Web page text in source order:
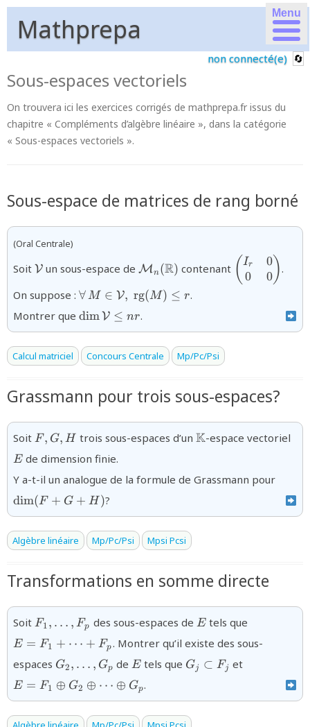
Menu
Mathprepa
non connecté(e)
Sous-espaces vectoriels
On trouvera ici les exercices corrigés de mathprepa.fr issus du
chapitre « Compléments d’algèbre linéaire », dans la catégorie
« Sous-espaces vectoriels ».
Sous-espace de matrices de rang borné
(Oral Centrale)
Soit {\mathcal{V}}
Vun sous-espace de {\mathcal{M}_{n}
(\mathbb{R})}
Mn(R) contenant
& 0 \\0
( Ir
0
0
0 ).
On suppose : {\forall\,M\in\mathcal{V},\;\textrm{rg}
(M)\le r}
∀ M ∈ V, rg(M) ≤ r.
Montrer que {\dim
dim V ≤ nr.
Calcul matriciel Concours Centrale Mp/Pc/Psi
Grassmann pour trois sous-espaces?
Soit {F,G,H}
F , G, H trois sous-espaces d’un {\mathbb{K}}
K-espace vectoriel
Ede dimension finie.
Y a-t-il un analogue de la formule de Grassmann pour
dim(F + G + H )?
Algèbre linéaire Mp/Pc/Psi Mpsi Pcsi
Transformations en somme directe
Soit {F_1,\ldots,F_p}
F 1 , … , Fp des sous-espaces de {E}
Etels que
E = F 1 + ⋯ + Fp. Montrer qu’il existe des sous-
espaces {G_2,\ldots,G_p}
G2 , … , Gp de {E}
Etels que {G_j\subset
F_j}
Gj ⊂ F j et
E = F 1 ⊕ G2 ⊕ ⋯ ⊕ Gp.